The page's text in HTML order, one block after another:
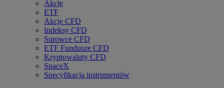
Akcje
ETF
Akcje CFD
Indeksy CFD
Surowce CFD
ETF Fundusze CFD
Kryptowaluty CFD
SpaceX
Specyfikacja instrumentów